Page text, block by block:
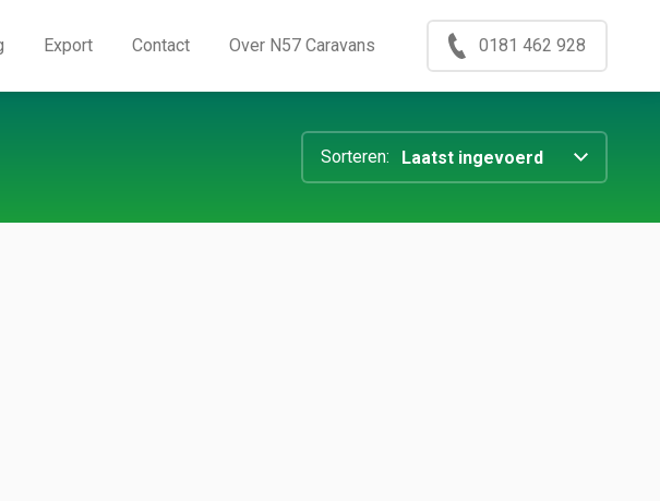
Export Contact Over N57 Caravans 0181 462 928
Occasions